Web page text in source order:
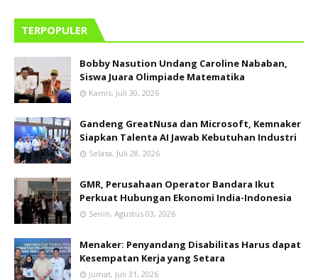
TERPOPULER
Bobby Nasution Undang Caroline Nababan,
Siswa Juara Olimpiade Matematika
Kamis, Juli 30, 2026
Gandeng GreatNusa dan Microsoft, Kemnaker
Siapkan Talenta AI Jawab Kebutuhan Industri
Selasa, Juli 28, 2026
GMR, Perusahaan Operator Bandara Ikut
Perkuat Hubungan Ekonomi India-Indonesia
Senin, Agustus 03, 2026
Menaker: Penyandang Disabilitas Harus dapat
Kesempatan Kerja yang Setara
Jumat, Juli 31, 2026